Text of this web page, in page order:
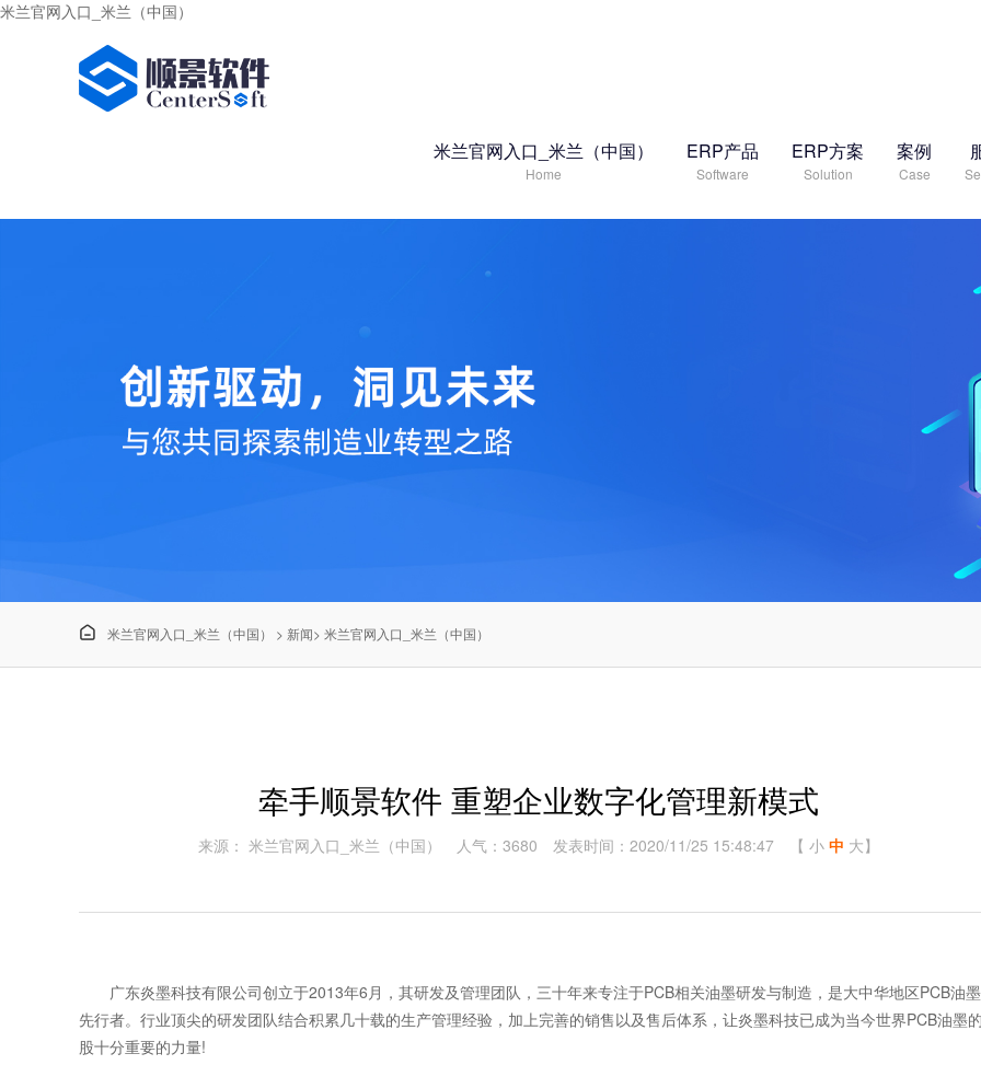
米兰官网入口_米兰（中国）
米兰官网入口_米兰（中国）
Home
ERP产品
Software
ERP方案
Solution
案例
Case
 米兰官网入口_米兰（中国） > 新闻> 米兰官网入口_米兰（中国）
牵手顺景软件 重塑企业数字化管理新模式
来源： 米兰官网入口_米兰（中国） 人气：3680 发表时间：2020/11/25 15:48:47 【 小 中 大】
广东炎墨科技有限公司创立于2013年6月，其研发及管理团队，三十年来专注于PCB相关油墨研发与制造，是大中华地区PCB油
先行者。行业顶尖的研发团队结合积累几十载的生产管理经验，加上完善的销售以及售后体系，让炎墨科技已成为当今世界PCB油墨
股十分重要的力量!